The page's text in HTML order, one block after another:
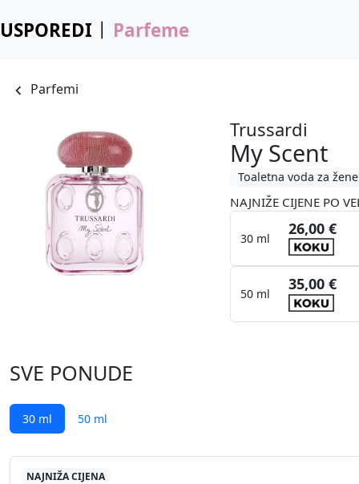
USPOREDI Parfeme
Parfemi
Trussardi
My Scent
Toaletna voda za žene
NAJNIŽE CIJENE PO
30 ml
26,00 €
50 ml
35,00 €
SVE PONUDE
30 ml 50 ml
NAJNIŽA CIJENA